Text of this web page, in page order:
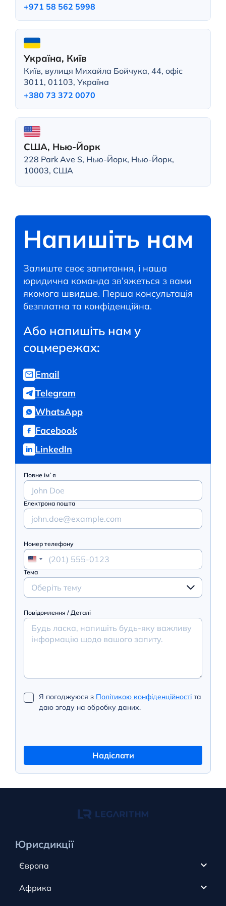
+971 58 562 5998
Україна, Київ
Київ, вулиця Михайла Бойчука, 44, офіс
3011, 01103, Україна
+380 73 372 0070
США, Нью-Йорк
228 Park Ave S, Нью-Йорк, Нью-Йорк,
10003, США
Напишіть нам
Залиште своє запитання, і наша
юридична команда зв’яжеться з вами
якомога швидше. Перша консультація
безплатна та конфіденційна.
Або напишіть нам у
соцмережах:
Email
Telegram
WhatsApp
Facebook
LinkedIn
Повне ім`я
Електрона пошта
Номер телефону
Тема
Оберіть тему
Повідомлення / Деталі
Я погоджуюся з Політикою конфіденційностіта
даю згоду на обробку даних.
Надіслати
Юрисдикції
Європа
Кіпр
Африка